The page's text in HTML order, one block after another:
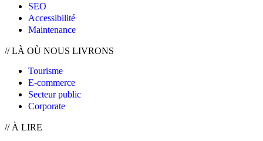
SEO
Accessibilité
Maintenance
//LÀ OÙ NOUS LIVRONS
Tourisme
E-commerce
Secteur public
Corporate
// À LIRE